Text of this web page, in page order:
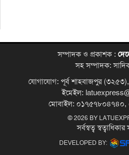
সম্পাদক ও প্রকাশক :
সহ সম্পাদক:
যোগাযোগ: পূর্ব শাহবাজপুর
ইমেইল:
মোবাইল:
© 2026 BY
সর্বস্বত্ব
DEVELOPED BY: